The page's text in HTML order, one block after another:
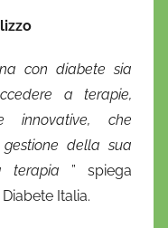
con diabete sia
a terapie,
innovative, che
della sua
terapia ” spiega
Italia.